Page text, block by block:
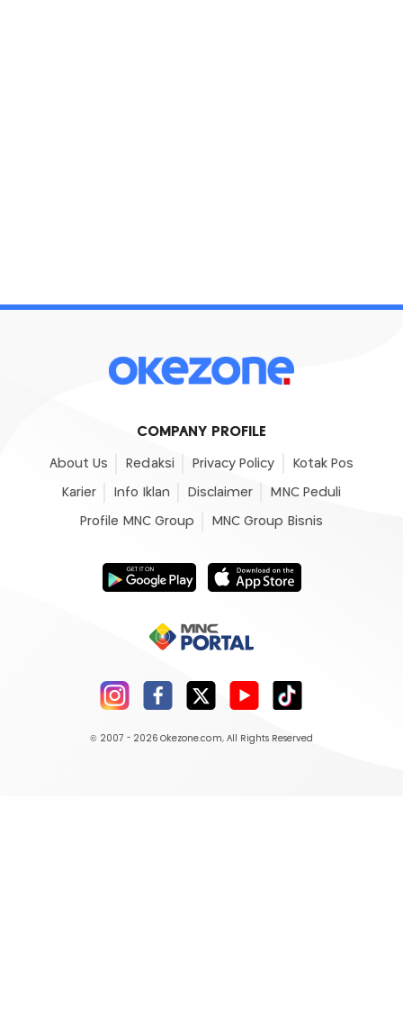
COMPANY PROFILE
About Us Redaksi Privacy Policy Kotak Pos
Karier Info Iklan Disclaimer MNC Peduli
Profile MNC Group MNC Group Bisnis
© 2007 - 2026 Okezone.com, All Rights Reserved